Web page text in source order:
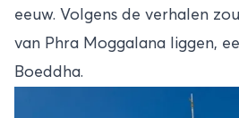
eeuw. Volgens de verhalen
van Phra Moggalana liggen,
Boeddha.